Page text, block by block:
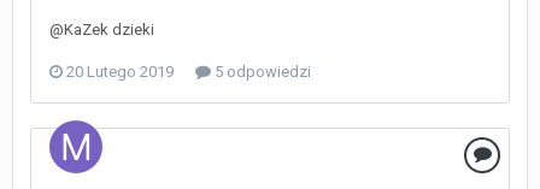
@KaZek dzieki
20 Lutego 2019 5 odpowiedzi